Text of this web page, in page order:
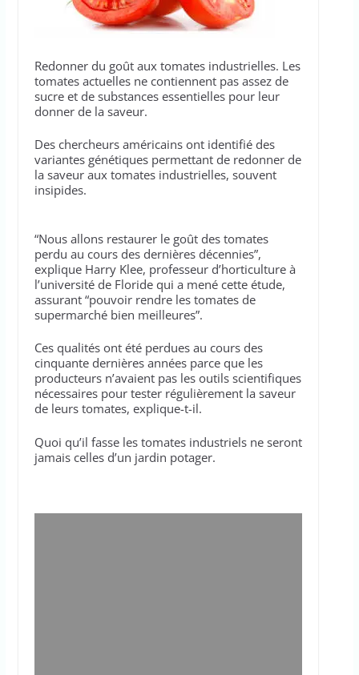
Redonner du goût aux tomates industrielles. Les
tomates actuelles ne contiennent pas assez de
sucre et de substances essentielles pour leur
donner de la saveur.
Des chercheurs américains ont identifié des
variantes génétiques permettant de redonner de
la saveur aux tomates industrielles, souvent
insipides.
“Nous allons restaurer le goût des tomates
perdu au cours des dernières décennies”,
explique Harry Klee, professeur d’horticulture à
l’université de Floride qui a mené cette étude,
assurant “pouvoir rendre les tomates de
supermarché bien meilleures”.
Ces qualités ont été perdues au cours des
cinquante dernières années parce que les
producteurs n’avaient pas les outils scientifiques
nécessaires pour tester régulièrement la saveur
de leurs tomates, explique-t-il.
Quoi qu’il fasse les tomates industriels ne seront
jamais celles d’un jardin potager.